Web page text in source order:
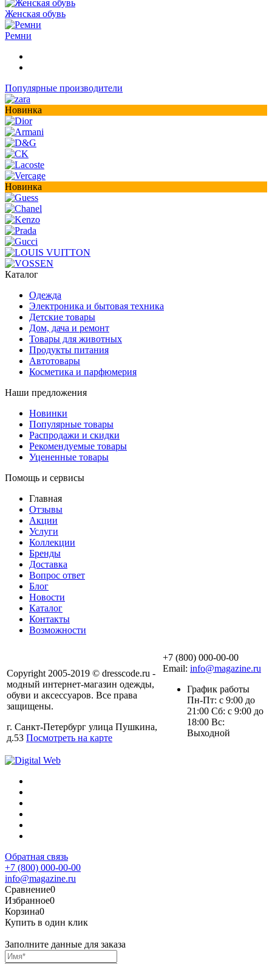
Женская обувь
Ремни
Популярные производители
Новинка
Новинка
Каталог
Одежда
Электроника и бытовая техника
Детские товары
Дом, дача и ремонт
Товары для животных
Продукты питания
Автотовары
Косметика и парфюмерия
Наши предложения
Новинки
Популярные товары
Распродажи и скидки
Рекомендуемые товары
Уцененные товары
Помощь и сервисы
Главная
Отзывы
Акции
Услуги
Коллекции
Бренды
Доставка
Вопрос ответ
Блог
Новости
Каталог
Контакты
Возможности
Copyright 2005-2019 © dresscode.ru -
модный интернет-магазин одежды,
обуви и аксессуаров. Все права
защищены.
г. Санкт-Петербург улица Пушкина,
д.53 Посмотреть на карте
+7 (800) 000-00-00
Email: info@magazine.ru
График работы
Пн-Пт: с 9:00 до
21:00 Сб: с 9:00 до
18:00 Вс:
Выходной
Обратная связь
+7 (800) 000-00-00
info@magazine.ru
Сравнение0
Избранное0
Корзина0
Купить в один клик
Заполните данные для заказа